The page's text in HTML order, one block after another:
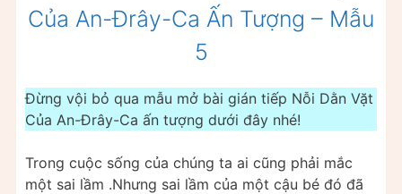
Của An-Đrây-Ca Ấn Tượng – Mẫu
5
Đừng vội bỏ qua mẫu mở bài gián tiếp Nỗi Dằn Vặt
Của An-Đrây-Ca ấn tượng dưới đây nhé!
Trong cuộc sống của chúng ta ai cũng phải mắc
một sai lầm .Nhưng sai lầm của một cậu bé đó đã